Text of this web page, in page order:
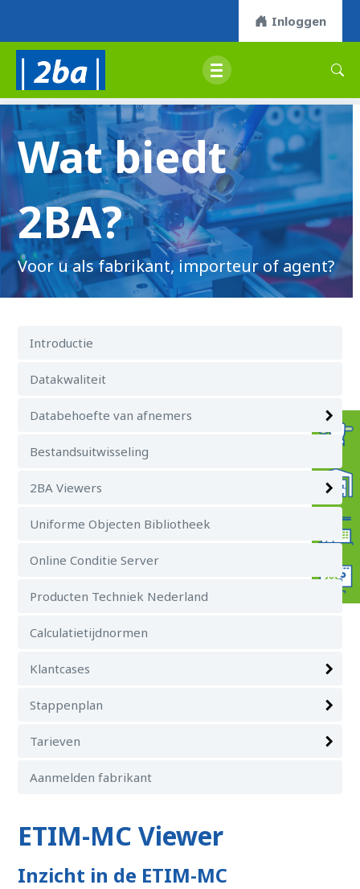
Inloggen
Wat biedt
2BA?
Voor u als fabrikant, importeur of agent?
Introductie
Datakwaliteit
Databehoefte van afnemers
Bestandsuitwisseling
2BA Viewers
Uniforme Objecten Bibliotheek
Online Conditie Server
Producten Techniek Nederland
Calculatietijdnormen
Klantcases
Stappenplan
Tarieven
Aanmelden fabrikant
ETIM-MC Viewer
Inzicht in de ETIM-MC